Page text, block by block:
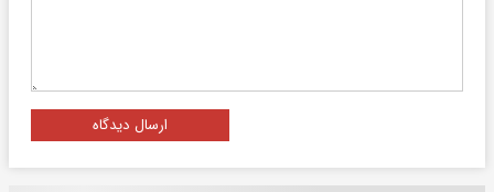
ارسال دیدگاه